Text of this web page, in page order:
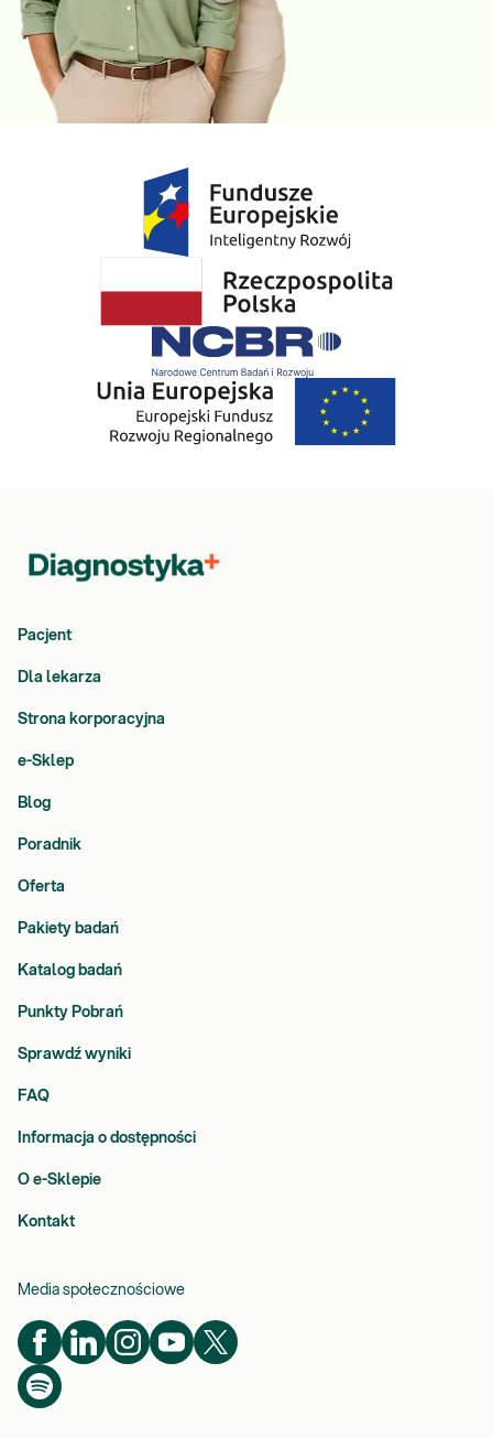
Pacjent
Dla lekarza
Strona korporacyjna
e-Sklep
Blog
Poradnik
Oferta
Pakiety badań
Katalog badań
Punkty Pobrań
Sprawdź wyniki
FAQ
Informacja o dostępności
O e-Sklepie
Kontakt
Media społecznościowe